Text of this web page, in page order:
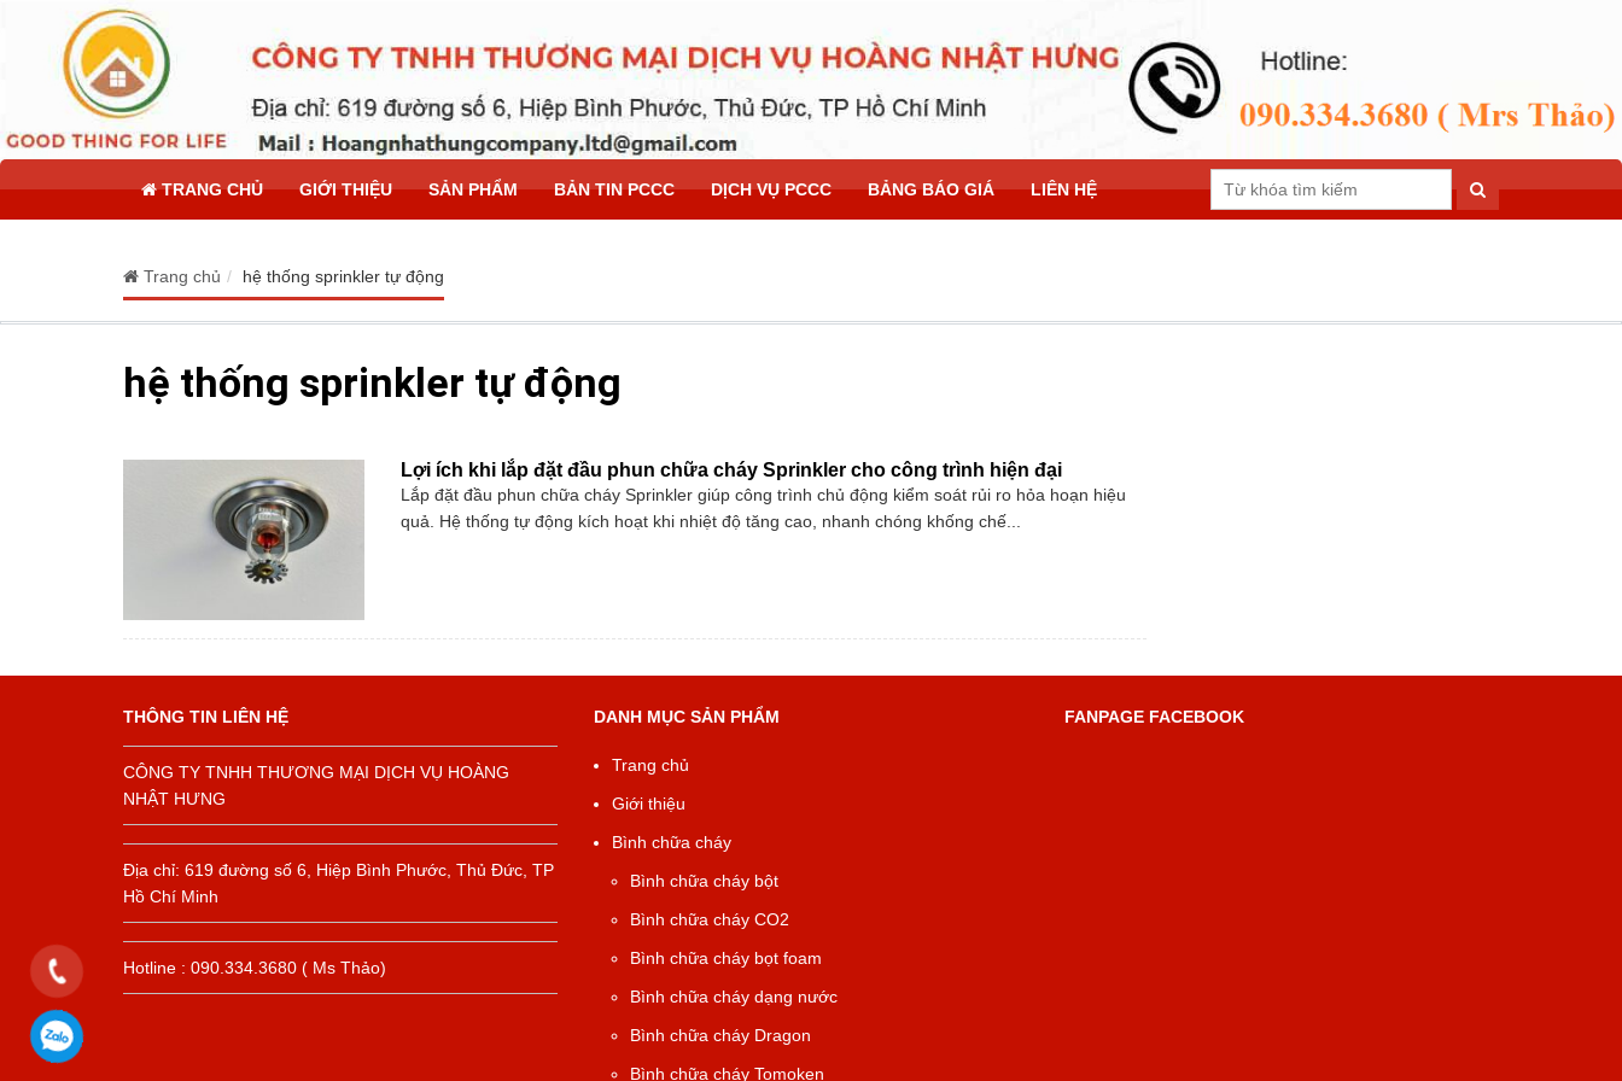
TRANG CHỦ GIỚI THIỆU SẢN PHẨM BẢN TIN PCCC DỊCH VỤ PCCC BẢNG BÁO GIÁ LIÊN HỆ
Trang chủ hệ thống sprinkler tự động
hệ thống sprinkler tự động
Lợi ích khi lắp đặt đầu phun chữa cháy Sprinkler cho công trình hiện đại
Lắp đặt đầu phun chữa cháy Sprinkler giúp công trình chủ động kiểm soát rủi ro hỏa hoạn hiệu
quả. Hệ thống tự động kích hoạt khi nhiệt độ tăng cao, nhanh chóng khống chế...
THÔNG TIN LIÊN HỆ
CÔNG TY TNHH THƯƠNG MẠI DỊCH VỤ HOÀNG
NHẬT HƯNG
Địa chỉ: 619 đường số 6, Hiệp Bình Phước, Thủ Đức, TP
Hồ Chí Minh
Hotline : 090.334.3680 ( Ms Thảo)
DANH MỤC SẢN PHẨM
Trang chủ
Giới thiệu
Bình chữa cháy
Bình chữa cháy bột
Bình chữa cháy CO2
Bình chữa cháy bọt foam
Bình chữa cháy dạng nước
Bình chữa cháy Dragon
Bình chữa cháy Tomoken
FANPAGE FACEBOOK